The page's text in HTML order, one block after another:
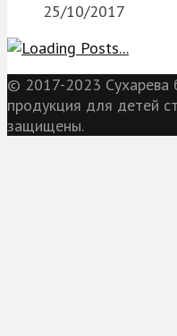
25/10/2017
© 2017-2023 Сухарева
продукция для детей
защищены.